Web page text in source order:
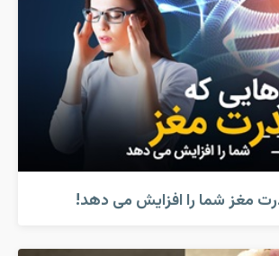
مغز شما را افزایش می دهد!